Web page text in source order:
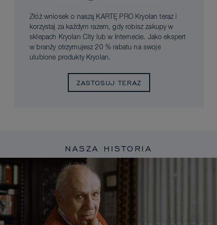
Złóż wniosek o naszą KARTĘ PRO Kryolan teraz i
korzystaj za każdym razem, gdy robisz zakupy w
sklepach Kryolan City lub w Internecie. Jako ekspert
w branży otrzymujesz 20 % rabatu na swoje
ulubione produkty Kryolan.
ZASTOSUJ TERAZ
NASZA HISTORIA